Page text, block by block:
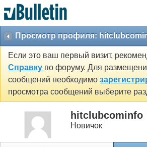
Просмотр профиля:
Если это ваш первый визит,
Справку по форуму. Для
сообщений необходимо
просмотра сообщений выберите
hitclubcominfo
Новичок